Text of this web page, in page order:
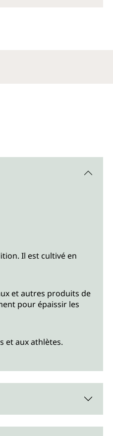
Il est cultivé en
et autres produits de
pour épaissir les
et aux athlètes.